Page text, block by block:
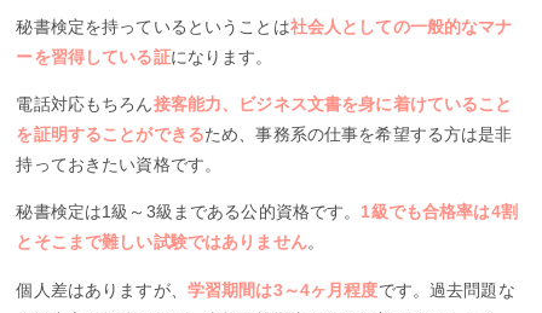
秘書検定を持っているということは社会人としての一般的なマナ
ーを習得している証になります。
電話対応もちろん接客能力、ビジネス文書を身に着けていること
を証明することができるため、事務系の仕事を希望する方は是非
持っておきたい資格です。
秘書検定は1級～3級まである公的資格です。 1級でも合格率は4割
とそこまで難しい試験ではありません。
個人差はありますが、 学習期間は3～4ヶ月程度です。過去問題な